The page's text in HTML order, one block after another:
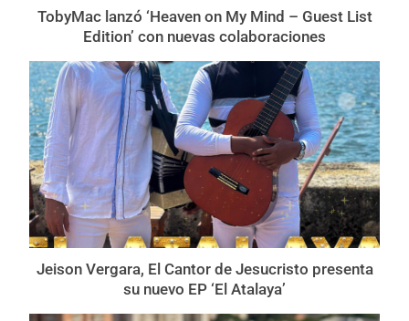
TobyMac lanzó ‘Heaven on My Mind – Guest List
Edition’ con nuevas colaboraciones
Jeison Vergara, El Cantor de Jesucristo presenta
su nuevo EP ‘El Atalaya’